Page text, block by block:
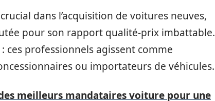
dans l’acquisition de voitures neuves,
pour son rapport qualité-prix imbattable.
ces professionnels agissent comme
ou importateurs de véhicules.
meilleurs mandataires voiture pour une